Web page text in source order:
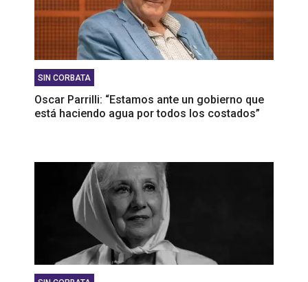
SIN CORBATA
Oscar Parrilli: “Estamos ante un gobierno que
está haciendo agua por todos los costados”